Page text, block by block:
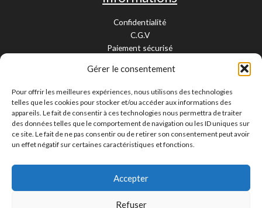
Gérer le consentement
Pour offrir les meilleures expériences, nous utilisons des technologies
telles que les cookies pour stocker et/ou accéder aux informations des
appareils. Le fait de consentir à ces technologies nous permettra de traiter
des données telles que le comportement de navigation ou les ID uniques sur
ce site. Le fait de ne pas consentir ou de retirer son consentement peut avoir
un effet négatif sur certaines caractéristiques et fonctions.
Accepter
Refuser
Confidentialité
C.G.V
Paiement sécurisé
Livraison et retour
Cookies
Contact
Paiement sécurisé
Livraison 24/48H et 10/15 jours